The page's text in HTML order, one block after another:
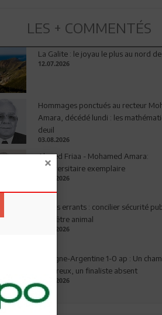
LES + COMMENTÉS
La Galite : le joyau le plus au nord
12.07.2026
Hommages ponctués au recteur
Amara, décédé lundi : les
deuil
03.08.2026
Ahmed Friaa - Mohamed Amara:
l’Universitaire exemplaire
04.08.2026
Chiens errants : concilier sécurité
bien-être animal
17.07.2026
Espagne-Argentine 1-0 ap : Un
valeureux, un finaliste absent
19.07.2026